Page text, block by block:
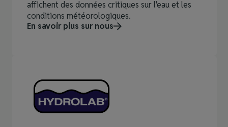
affichent des données critiques sur l'eau et les
conditions météorologiques.
En savoir plus sur nous